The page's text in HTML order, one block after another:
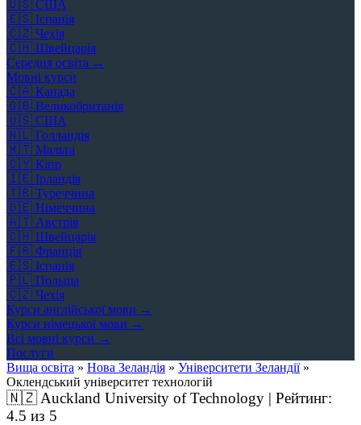
🇺🇸 США
🇪🇸 Іспанія
🇨🇿 Чехія
🇨🇭 Швейцарія
Середня освіта →
Мовні курси
🇨🇦 Канада
🇬🇧 Великобританія
🇺🇸 США
🇳🇱 Голландія
🇲🇹 Мальта
🇨🇾 Кіпр
🇮🇪 Ірландія
🇹🇷 Туреччина
🇩🇪 Німеччина
🇦🇹 Австрія
🇨🇭 Швейцарія
🇫🇷 Франція
🇪🇸 Іспанія
🇵🇱 Польща
🇨🇿 Чехія
Курси англійської мови →
Курси німецької мови →
Всі мовні курси →
Послуги
Вища освіта » Нова Зеландія » Університети Зеландії»
Оклендський університет технологій
🇳🇿Auckland University of Technology | Рейтинг:
4.5 из 5